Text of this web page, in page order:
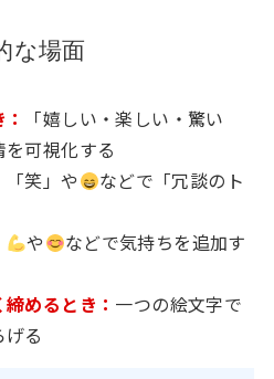
な場面
「嬉しい・楽しい・驚い
可視化する
「笑」や
などで「冗談のト
や
などで気持ちを追加す
めるとき： 一つの絵文字で
る